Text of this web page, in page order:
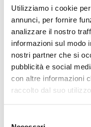
Utilizziamo i cookie
annunci, per fornire
analizzare il nostro
informazioni sul modo
nostri partner che si
pubblicità e social
con altre informazioni
raccolto dal suo